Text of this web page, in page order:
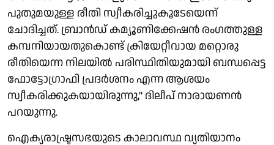
പുതുമയുള്ള രീതി സ്വീകരിച്ചുകൂടേയെന്ന്
ചോദിച്ചത്. ബ്രാന്‍ഡ് കമ്യൂണിക്കേഷന്‍ രംഗത്തുള്ള
കമ്പനിയായതുകൊണ്ട് ക്രിയേറ്റീവായ മറ്റൊരു
രീതിയെന്ന നിലയില്‍ പരിസ്ഥിതിയുമായി ബന്ധപ്പെട്ട
ഫോട്ടോഗ്രാഫി പ്രദര്‍ശനം എന്ന ആശയം
സ്വീകരിക്കുകയായിരുന്നു,'' ദിലീപ് നാരായണന്‍
പറയുന്നു.
ഐക്യരാഷ്ട്രസഭയുടെ കാലാവസ്ഥ വ്യതിയാനം